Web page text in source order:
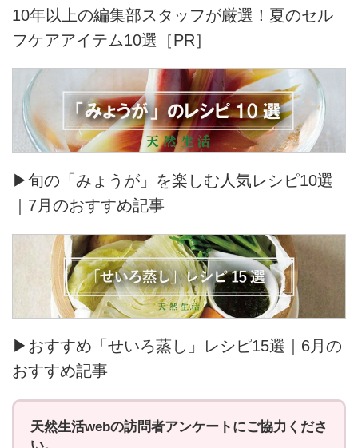
10年以上の編集部スタッフが厳選！夏のセル
フケアアイテム10選［PR］
▶旬の「みょうが」を楽しむ人気レシピ10選
｜7月のおすすめ記事
▶おすすめ「せいろ蒸し」レシピ15選｜6月の
おすすめ記事